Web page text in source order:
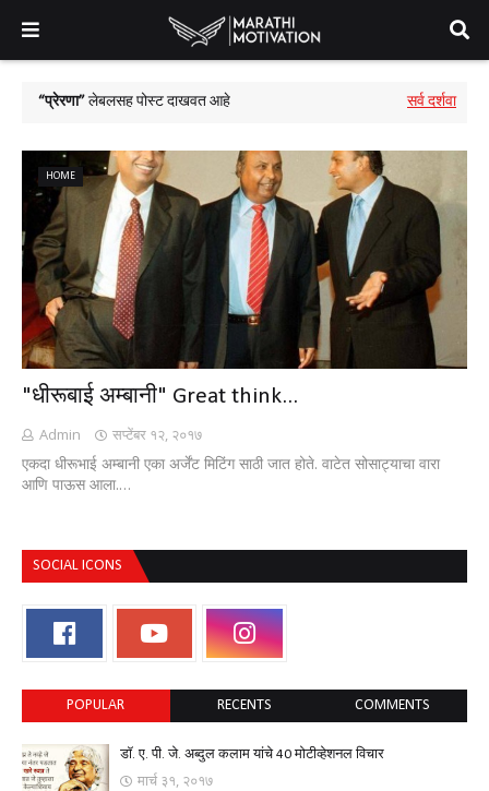
प्रेरणा लेबलसह पोस्ट दाखवत आहे सर्व दर्शवा
HOME
"धीरूबाई अम्बानी" Great think...
Admin सप्टेंबर १२, २०१७
एकदा धीरूभाई अम्बानी एका अर्जेंट मिटिंग साठी जात होते. वाटेत सोसाट्याचा वारा
आणि पाऊस आला.…
SOCIAL ICONS
POPULAR RECENTS COMMENTS
डॉ. ए. पी. जे. अब्दुल कलाम यांचे 40 मोटीव्हेशनल विचार
मार्च ३१, २०१७